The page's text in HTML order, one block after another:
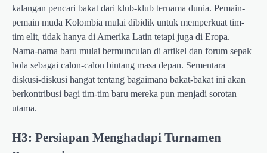
kalangan pencari bakat dari klub-klub ternama dunia. Pemain-
pemain muda Kolombia mulai dibidik untuk memperkuat tim-
tim elit, tidak hanya di Amerika Latin tetapi juga di Eropa.
Nama-nama baru mulai bermunculan di artikel dan forum sepak
bola sebagai calon-calon bintang masa depan. Sementara
diskusi-diskusi hangat tentang bagaimana bakat-bakat ini akan
berkontribusi bagi tim-tim baru mereka pun menjadi sorotan
utama.
H3: Persiapan Menghadapi Turnamen